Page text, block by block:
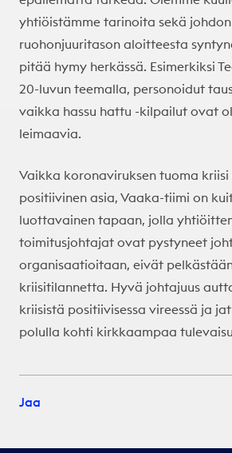
yhtiöistämme tarinoita sekä
ruohonjuuritason aloitteesta
pitää hymy herkässä. Esimerkiksi
20-luvun teemalla, personoidut
vaikka hassu hattu -kilpailut ovat
leimaavia.
Vaikka koronaviruksen tuoma
positiivinen asia, Vaaka-tiimi on
luottavainen tapaan, jolla
toimitusjohtajat ovat pystyneet
organisaatioitaan, eivät
kriisitilannetta. Hyvä johtajuus
kriisistä positiivisessa vireessä ja
polulla kohti kirkkaampaa
Jaa